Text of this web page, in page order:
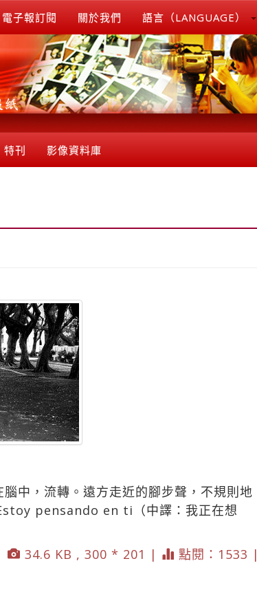
電子報訂閱 關於我們 語言（LANGUAGE）
特刊 影像資料庫
，流轉。遠方走近的腳步聲，不規則地
pensando en ti（中譯：我正在想
34.6 KB , 300 * 201 |
點閱：1533 |